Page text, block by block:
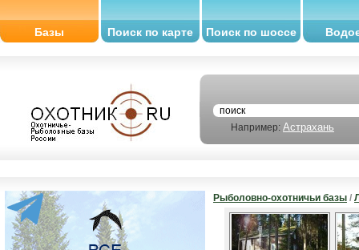
Базы Поиск по карте Поиск по шоссе
Например: Астрахань
Рыболовно-охотничьи базы /